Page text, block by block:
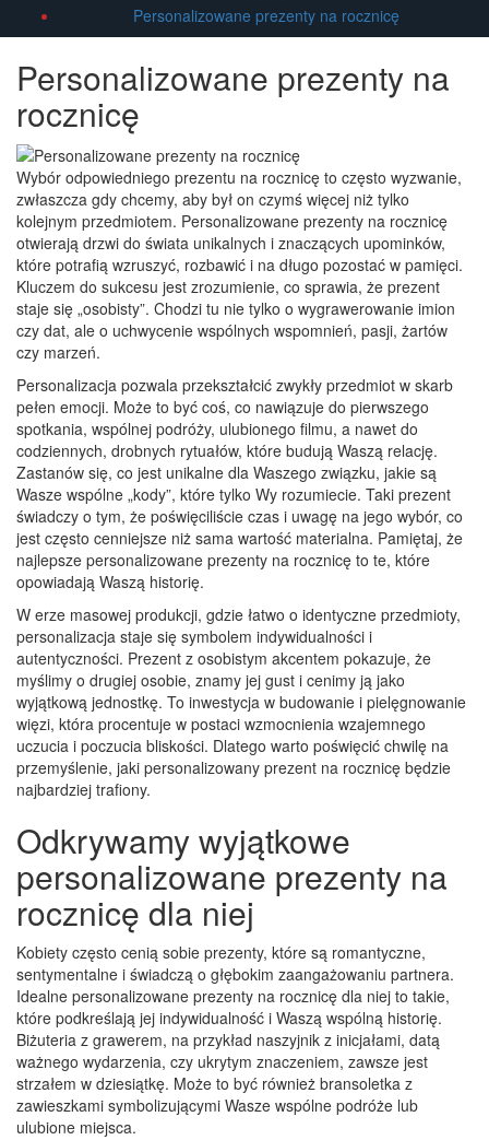
Personalizowane prezenty na rocznicę
Personalizowane prezenty na
rocznicę
Wybór odpowiedniego prezentu na rocznicę to często wyzwanie,
zwłaszcza gdy chcemy, aby był on czymś więcej niż tylko
kolejnym przedmiotem. Personalizowane prezenty na rocznicę
otwierają drzwi do świata unikalnych i znaczących upominków,
które potrafią wzruszyć, rozbawić i na długo pozostać w pamięci.
Kluczem do sukcesu jest zrozumienie, co sprawia, że prezent
staje się „osobisty”. Chodzi tu nie tylko o wygrawerowanie imion
czy dat, ale o uchwycenie wspólnych wspomnień, pasji, żartów
czy marzeń.
Personalizacja pozwala przekształcić zwykły przedmiot w skarb
pełen emocji. Może to być coś, co nawiązuje do pierwszego
spotkania, wspólnej podróży, ulubionego filmu, a nawet do
codziennych, drobnych rytuałów, które budują Waszą relację.
Zastanów się, co jest unikalne dla Waszego związku, jakie są
Wasze wspólne „kody”, które tylko Wy rozumiecie. Taki prezent
świadczy o tym, że poświęciliście czas i uwagę na jego wybór, co
jest często cenniejsze niż sama wartość materialna. Pamiętaj, że
najlepsze personalizowane prezenty na rocznicę to te, które
opowiadają Waszą historię.
W erze masowej produkcji, gdzie łatwo o identyczne przedmioty,
personalizacja staje się symbolem indywidualności i
autentyczności. Prezent z osobistym akcentem pokazuje, że
myślimy o drugiej osobie, znamy jej gust i cenimy ją jako
wyjątkową jednostkę. To inwestycja w budowanie i pielęgnowanie
więzi, która procentuje w postaci wzmocnienia wzajemnego
uczucia i poczucia bliskości. Dlatego warto poświęcić chwilę na
przemyślenie, jaki personalizowany prezent na rocznicę będzie
najbardziej trafiony.
Odkrywamy wyjątkowe
personalizowane prezenty na
rocznicę dla niej
Kobiety często cenią sobie prezenty, które są romantyczne,
sentymentalne i świadczą o głębokim zaangażowaniu partnera.
Idealne personalizowane prezenty na rocznicę dla niej to takie,
które podkreślają jej indywidualność i Waszą wspólną historię.
Biżuteria z grawerem, na przykład naszyjnik z inicjałami, datą
ważnego wydarzenia, czy ukrytym znaczeniem, zawsze jest
strzałem w dziesiątkę. Może to być również bransoletka z
zawieszkami symbolizującymi Wasze wspólne podróże lub
ulubione miejsca.